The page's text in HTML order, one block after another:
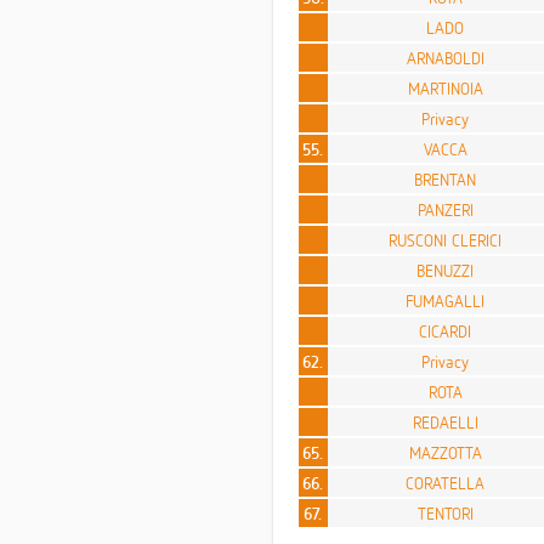
LADO
ARNABOLDI
MARTINOIA
Privacy
55.
VACCA
BRENTAN
PANZERI
RUSCONI CLERICI
BENUZZI
FUMAGALLI
CICARDI
62.
Privacy
ROTA
REDAELLI
65.
MAZZOTTA
66.
CORATELLA
67.
TENTORI